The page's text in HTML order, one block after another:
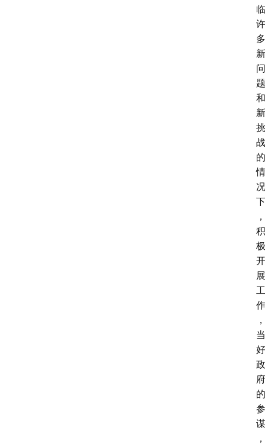
临
许
多
新
问
题
和
新
挑
战
的
情
况
下
，
积
极
开
展
工
作
，
当
好
政
府
的
参
谋
，